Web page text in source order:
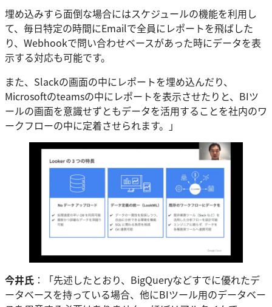
埋め込みすら面倒な場合にはスケジュールの機能を利用し
て、毎日特定の時間にEmailで全員にレポートを飛ばした
り、Webhookで問い合わせベースがあった時にデータを表
示する対応も可能です。
また、Slackの画面の中にレポートを埋め込んだり、
Microsoftのteamsの中にレポートを表示させたりと、BIツ
ールの画面を意識せずともデータを活用することを社内のワ
ークフローの中に定着させられます。」
今井氏 ：「先述したとおり、BigQueryなどすでに優れたデ
ータベースを持っている場合、他にBIツール用のデータベー